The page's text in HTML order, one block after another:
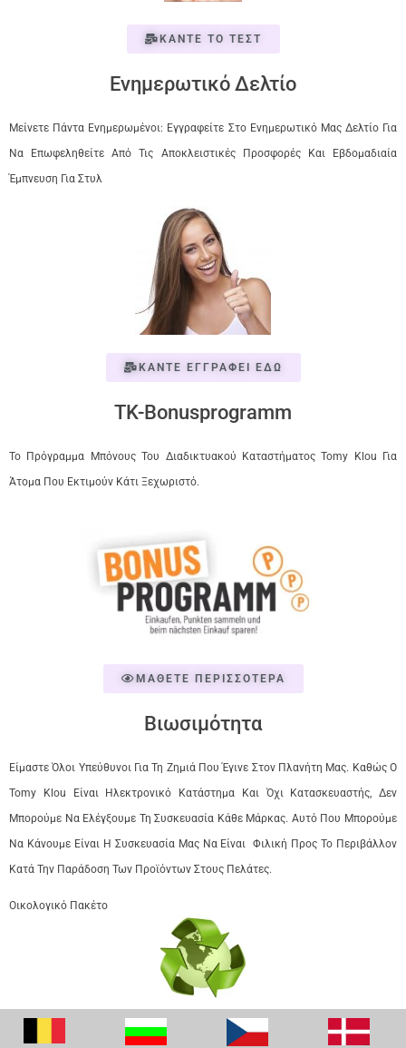
ΚΑΝΤΕ ΤΟ ΤΕΣΤ
Ενημερωτικό Δελτίο
Μείνετε Πάντα Ενημερωμένοι: Εγγραφείτε Στο Ενημερωτικό Μας Δελτίο Για
Να Επωφεληθείτε Από Τις Αποκλειστικές Προσφορές Και Εβδομαδιαία
Έμπνευση Για Στυλ
ΚΑΝΤΕ ΕΓΓΡΑΦΕΙ ΕΔΩ
TK-Bonusprogramm
Το Πρόγραμμα Μπόνους Του Διαδικτυακού Καταστήματος Tomy Klou Για
Άτομα Που Εκτιμούν Κάτι Ξεχωριστό.
ΜΑΘΕΤΕ ΠΕΡΙΣΣΟΤΕΡΑ
Βιωσιμότητα
Είμαστε Όλοι Υπεύθυνοι Για Τη Ζημιά Που Έγινε Στον Πλανήτη Μας. Καθώς Ο
Tomy Klou Είναι Ηλεκτρονικό Κατάστημα Και Όχι Κατασκευαστής, Δεν
Μπορούμε Να Ελέγξουμε Τη Συσκευασία Κάθε Μάρκας. Αυτό Που Μπορούμε
Να Κάνουμε Είναι Η Συσκευασία Μας Να Είναι Φιλική Προς Το Περιβάλλον
Κατά Την Παράδοση Των Προϊόντων Στους Πελάτες.
Οικολογικό Πακέτο